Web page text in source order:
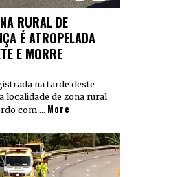
RURAL DE
É ATROPELADA
E MORRE
na tarde deste
localidade de zona rural
com … More